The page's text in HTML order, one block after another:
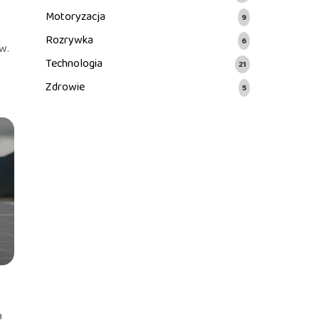
Motoryzacja 9
Rozrywka 6
Technologia 21
Zdrowie 5